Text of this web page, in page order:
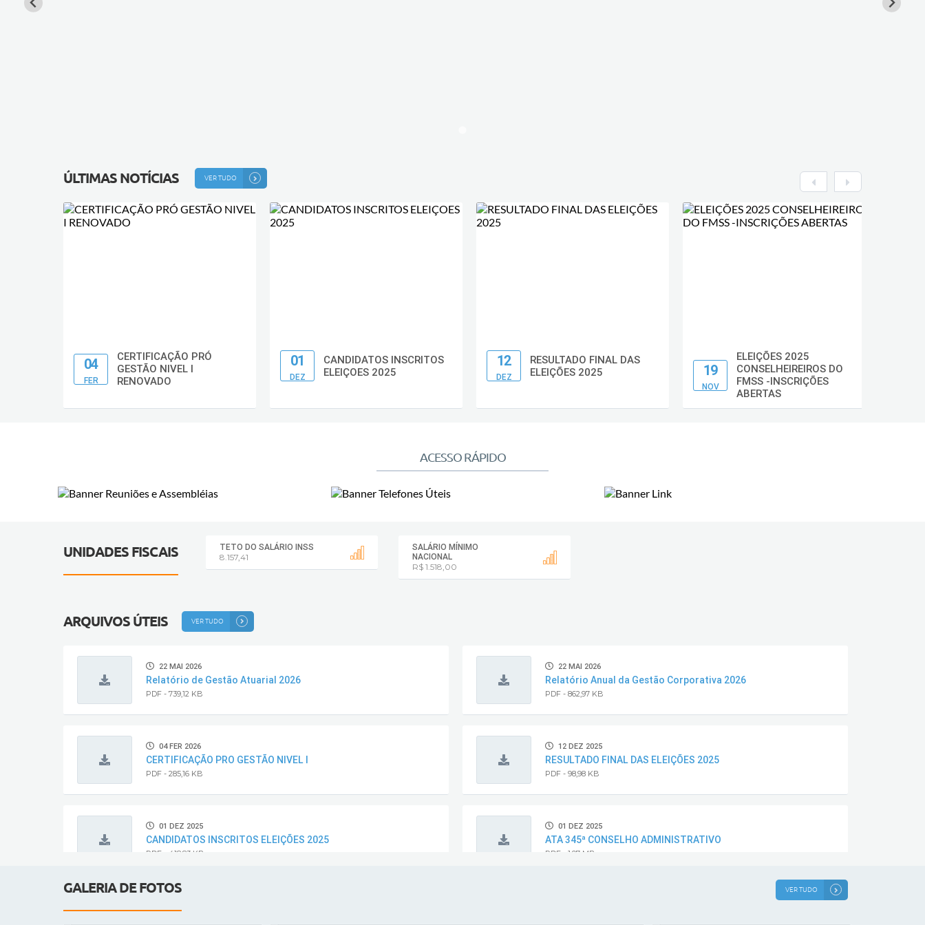
ÚLTIMAS NOTÍCIAS VER TUDO
04
FER
CERTIFICAÇÃO PRÓ
GESTÃO NIVEL I
RENOVADO
01
DEZ
CANDIDATOS INSCRITOS
ELEIÇOES 2025
12
DEZ
RESULTADO FINAL DAS
ELEIÇÕES 2025
19
NOV
ELEIÇÕES 2025
CONSELHEIREIROS DO
FMSS -INSCRIÇÕES
ABERTAS
ACESSO RÁPIDO
UNIDADES FISCAIS TETO DO SALÁRIO INSS
8.157,41
SALÁRIO MÍNIMO
NACIONAL
R$ 1.518,00
ARQUIVOS ÚTEIS VER TUDO
22 MAI 2026
Relatório de Gestão Atuarial 2026
PDF - 739,12 KB
22 MAI 2026
Relatório Anual da Gestão Corporativa 2026
PDF - 862,97 KB
04 FER 2026
CERTIFICAÇÃO PRO GESTÃO NIVEL I
PDF - 285,16 KB
12 DEZ 2025
RESULTADO FINAL DAS ELEIÇÕES 2025
PDF - 98,98 KB
01 DEZ 2025
CANDIDATOS INSCRITOS ELEIÇÕES 2025
PDF - 418,83 KB
01 DEZ 2025
ATA 345ª CONSELHO ADMINISTRATIVO
PDF - 1,97 MB
GALERIA DE FOTOS VER TUDO